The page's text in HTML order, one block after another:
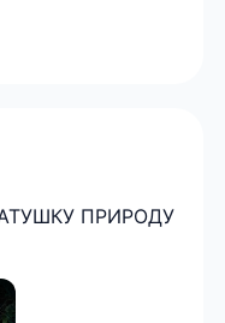
ПРИРОДУ